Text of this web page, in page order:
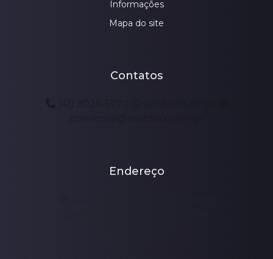
Informações
Mapa do site
Contatos
Endereço